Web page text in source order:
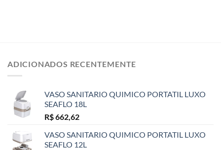
ADICIONADOS RECENTEMENTE
VASO SANITARIO QUIMICO PORTATIL LUXO
SEAFLO 18L
R$662,62
VASO SANITARIO QUIMICO PORTATIL LUXO
SEAFLO 12L